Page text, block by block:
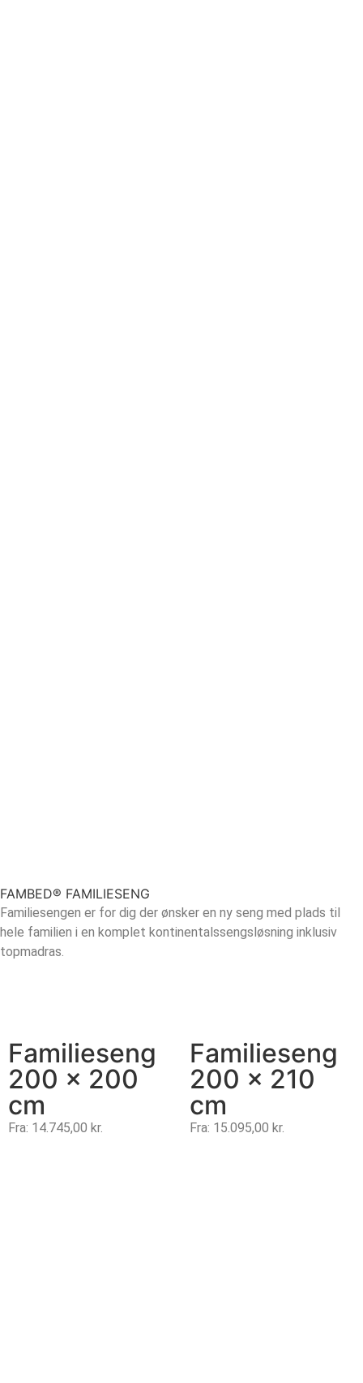
FAMBED® FAMILIESENG
Familiesengen er for dig der ønsker en ny seng med plads til
hele familien i en komplet kontinentalssengsløsning inklusiv
topmadras.
Familieseng
200 x 200
cm
Fra: 14.745,00 kr.
Familieseng
200 x 210
cm
Fra: 15.095,00 kr.